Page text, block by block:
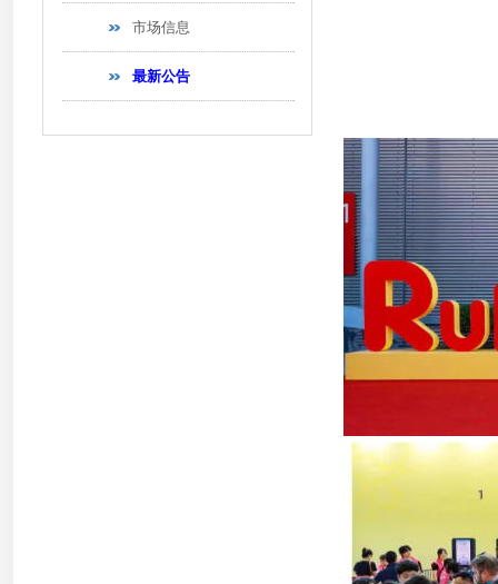
市场信息
最新公告